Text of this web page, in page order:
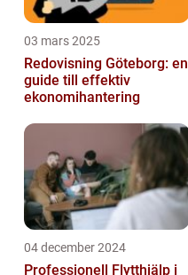
03 mars 2025
Redovisning Göteborg: en
guide till effektiv
ekonomihantering
04 december 2024
Professionell Flytthjälp i